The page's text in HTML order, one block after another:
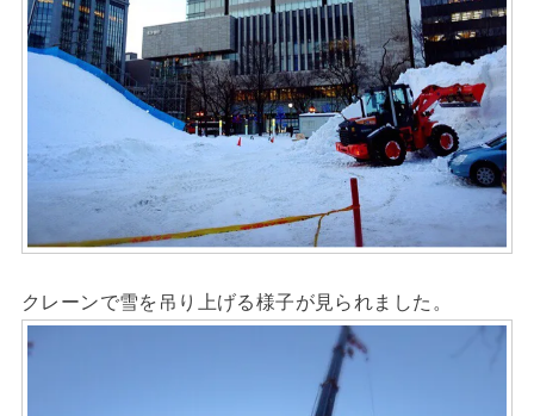
クレーンで雪を吊り上げる様子が見られました。